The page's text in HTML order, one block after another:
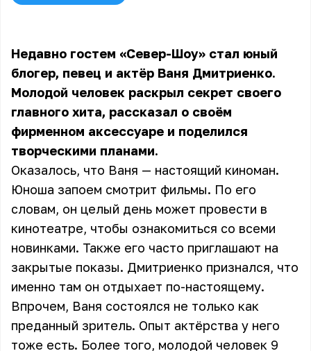
Недавно гостем «Север-Шоу» стал юный
блогер, певец и актёр Ваня Дмитриенко.
Молодой человек раскрыл секрет своего
главного хита, рассказал о своём
фирменном аксессуаре и поделился
творческими планами.
Оказалось, что Ваня — настоящий киноман.
Юноша запоем смотрит фильмы. По его
словам, он целый день может провести в
кинотеатре, чтобы ознакомиться со всеми
новинками. Также его часто приглашают на
закрытые показы. Дмитриенко признался, что
именно там он отдыхает по-настоящему.
Впрочем, Ваня состоялся не только как
преданный зритель. Опыт актёрства у него
тоже есть. Более того, молодой человек 9